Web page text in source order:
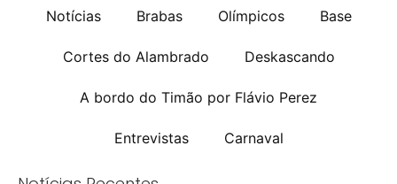
Notícias Brabas Olímpicos Base
Cortes do Alambrado Deskascando
A bordo do Timão por Flávio Perez
Entrevistas Carnaval